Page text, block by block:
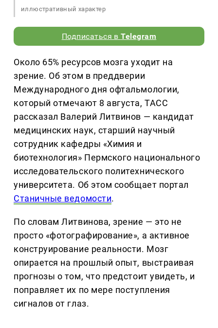
иллюстративный характер
Подписаться вTelegram
Около 65% ресурсов мозга уходит на
зрение. Об этом в преддверии
Международного дня офтальмологии,
который отмечают 8 августа, ТАСС
рассказал Валерий Литвинов — кандидат
медицинских наук, старший научный
сотрудник кафедры «Химия и
биотехнология» Пермского национального
исследовательского политехнического
университета. Об этом сообщает портал
Станичные ведомости.
По словам Литвинова, зрение — это не
просто «фотографирование», а активное
конструирование реальности. Мозг
опирается на прошлый опыт, выстраивая
прогнозы о том, что предстоит увидеть, и
поправляет их по мере поступления
сигналов от глаз.